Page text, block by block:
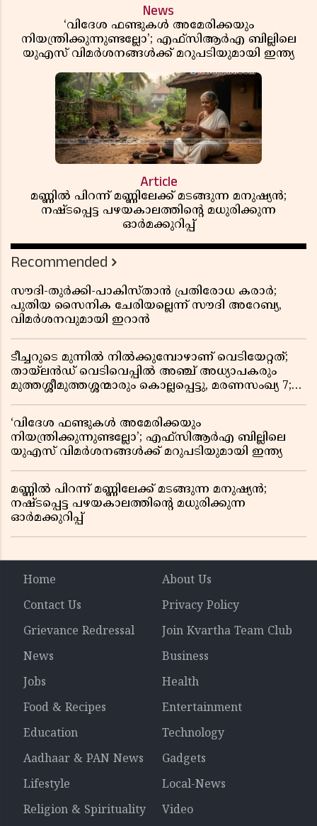
News
‘വിദേശ ഫണ്ടുകൾ അമേരിക്കയും
നിയന്ത്രിക്കുന്നുണ്ടല്ലോ’; എഫ്സിആർഎ ബില്ലിലെ
യുഎസ് വിമർശനങ്ങൾക്ക് മറുപടിയുമായി ഇന്ത്യ
Article
മണ്ണിൽ പിറന്ന് മണ്ണിലേക്ക് മടങ്ങുന്ന മനുഷ്യൻ;
നഷ്ടപ്പെട്ട പഴയകാലത്തിൻ്റെ മധുരിക്കുന്ന
ഓർമക്കുറിപ്പ്
Recommended
സൗദി-തുർക്കി-പാകിസ്താൻ പ്രതിരോധ കരാർ;
പുതിയ സൈനിക ചേരിയല്ലെന്ന് സൗദി അറേബ്യ,
വിമർശനവുമായി ഇറാൻ
ടീച്ചറുടെ മുന്നിൽ നിൽക്കുമ്പോഴാണ് വെടിയേറ്റത്;
തായ്‌ലൻഡ് വെടിവെപ്പിൽ അഞ്ച് അധ്യാപകരും
മുത്തശ്ശീമുത്തശ്ശന്മാരും കൊല്ലപ്പെട്ടു, മരണസംഖ്യ 7;
‘വിദേശ ഫണ്ടുകൾ അമേരിക്കയും
നിയന്ത്രിക്കുന്നുണ്ടല്ലോ’; എഫ്സിആർഎ ബില്ലിലെ
യുഎസ് വിമർശനങ്ങൾക്ക് മറുപടിയുമായി ഇന്ത്യ
മണ്ണിൽ പിറന്ന് മണ്ണിലേക്ക് മടങ്ങുന്ന മനുഷ്യൻ;
നഷ്ടപ്പെട്ട പഴയകാലത്തിൻ്റെ മധുരിക്കുന്ന
ഓർമക്കുറിപ്പ്
Home
About Us
Contact Us
Privacy Policy
Grievance Redressal
Join Kvartha Team Club
News
Business
Jobs
Health
Food & Recipes
Entertainment
Education
Technology
Aadhaar & PAN News
Gadgets
Lifestyle
Local-News
Religion & Spirituality
Video